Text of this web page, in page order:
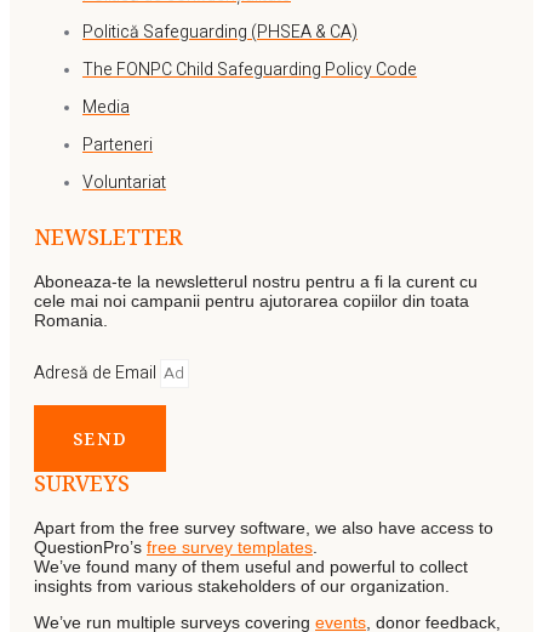
Politică Safeguarding (PHSEA & CA)
The FONPC Child Safeguarding Policy Code
Media
Parteneri
Voluntariat
NEWSLETTER
Aboneaza-te la newsletterul nostru pentru a fi la curent cu
cele mai noi campanii pentru ajutorarea copiilor din toata
Romania.
Adresă de Email
SEND
SURVEYS
Apart from the free survey software, we also have access to
QuestionPro’s free survey templates.
We’ve found many of them useful and powerful to collect
insights from various stakeholders of our organization.
We’ve run multiple surveys covering events, donor feedback,